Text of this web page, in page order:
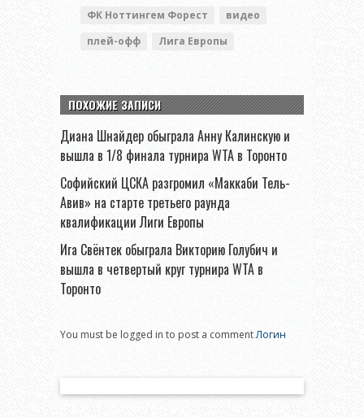
ФК Ноттингем Форест
видео
плей-офф
Лига Европы
ПОХОЖИЕ ЗАПИСИ
Диана Шнайдер обыграла Анну Калинскую и
вышла в 1/8 финала турнира WTA в Торонто
Софийский ЦСКА разгромил «Маккаби Тель-
Авив» на старте третьего раунда
квалификации Лиги Европы
Ига Свёнтек обыграла Викторию Голубич и
вышла в четвертый круг турнира WTA в
Торонто
You must be logged in to post a commentЛогин